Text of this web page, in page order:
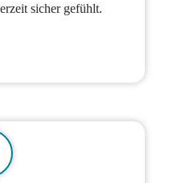
sicher gefühlt.